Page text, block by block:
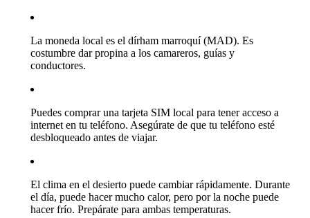
La moneda local es el dírham marroquí (MAD). Es
costumbre dar propina a los camareros, guías y
conductores.
Puedes comprar una tarjeta SIM local para tener acceso a
internet en tu teléfono. Asegúrate de que tu teléfono esté
desbloqueado antes de viajar.
El clima en el desierto puede cambiar rápidamente. Durante
el día, puede hacer mucho calor, pero por la noche puede
hacer frío. Prepárate para ambas temperaturas.